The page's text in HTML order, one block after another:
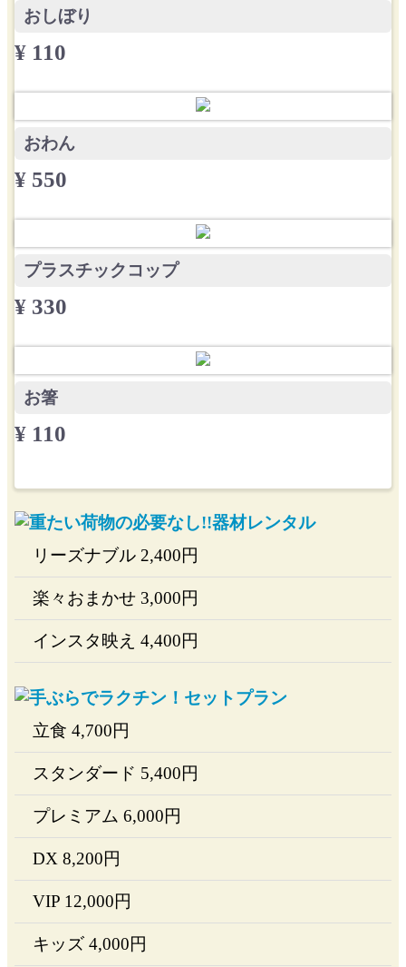
おしぼり
¥ 110
おわん
¥ 550
プラスチックコップ
¥ 330
お箸
¥ 110
リーズナブル 2,400円
楽々おまかせ 3,000円
インスタ映え 4,400円
立食 4,700円
スタンダード 5,400円
プレミアム 6,000円
DX 8,200円
VIP 12,000円
キッズ 4,000円